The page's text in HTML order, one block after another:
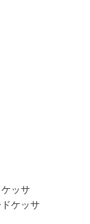
ッサ
ケッサ